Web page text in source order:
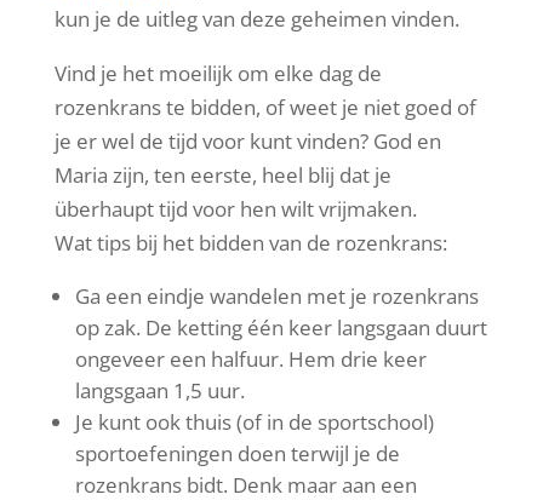
kun je de uitleg van deze geheimen vinden.
Vind je het moeilijk om elke dag de
rozenkrans te bidden, of weet je niet goed of
je er wel de tijd voor kunt vinden? God en
Maria zijn, ten eerste, heel blij dat je
überhaupt tijd voor hen wilt vrijmaken.
Wat tips bij het bidden van de rozenkrans:
Ga een eindje wandelen met je rozenkrans
op zak. De ketting één keer langsgaan duurt
ongeveer een halfuur. Hem drie keer
langsgaan 1,5 uur.
Je kunt ook thuis (of in de sportschool)
sportoefeningen doen terwijl je de
rozenkrans bidt. Denk maar aan een